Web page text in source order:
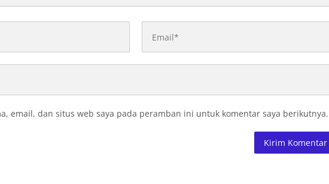
email, dan situs web saya pada peramban ini untuk komentar saya berikutnya.